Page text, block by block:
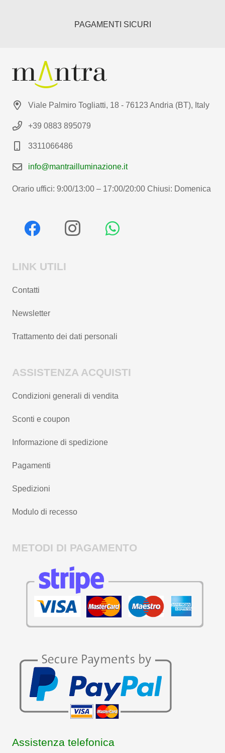
PAGAMENTI SICURI
Viale Palmiro Togliatti, 18 - 76123 Andria (BT), Italy
+39 0883 895079
3311066486
info@mantrailluminazione.it
Orario uffici: 9:00/13:00 – 17:00/20:00 Chiusi: Domenica
LINK UTILI
Contatti
Newsletter
Trattamento dei dati personali
ASSISTENZA ACQUISTI
Condizioni generali di vendita
Sconti e coupon
Informazione di spedizione
Pagamenti
Spedizioni
Modulo di recesso
METODI DI PAGAMENTO
Assistenza telefonica